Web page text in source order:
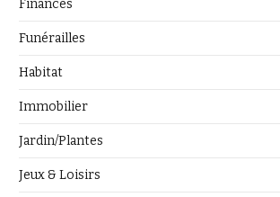
Finances
Funérailles
Habitat
Immobilier
Jardin/Plantes
Jeux & Loisirs